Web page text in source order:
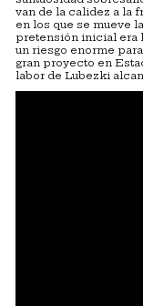
van de la calidez a la
en los que se mueve
pretensión inicial era
un riesgo enorme
gran proyecto en
labor de Lubezki